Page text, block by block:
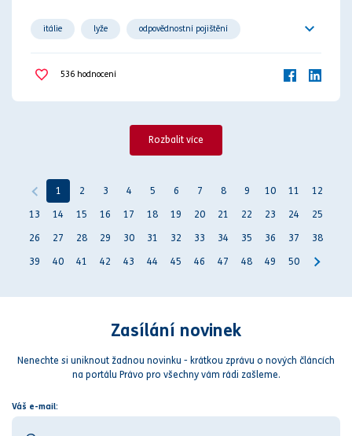
itálie lyže odpovědnostní pojištění
pokuty pravidla
výbava
536 hodnocení
Rozbalit více
1 2 3 4 5 6 7 8 9 10 11 12
13 14 15 16 17 18 19 20 21 22 23 24 25
26 27 28 29 30 31 32 33 34 35 36 37 38
39 40 41 42 43 44 45 46 47 48 49 50
Zasílání novinek
Nenechte si uniknout žadnou novinku - krátkou zprávu o nových článcích
na portálu Právo pro všechny vám rádi zašleme.
Váš e-mail: